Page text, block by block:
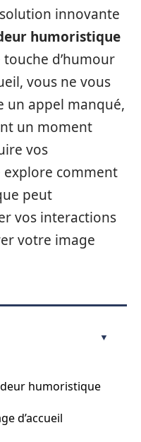
innovante
humoristique
d’humour
vous ne vous
un appel manqué,
un moment
vos
comment
peut
vos interactions
votre image
humoristique
d’accueil